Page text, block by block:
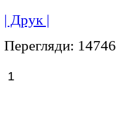
| Друк |
Перегляди: 14746